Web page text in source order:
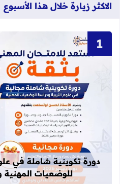
الاكثر زيارة خلال هذا الأسبوع
دورة تكوينية شاملة في
للوضعيات